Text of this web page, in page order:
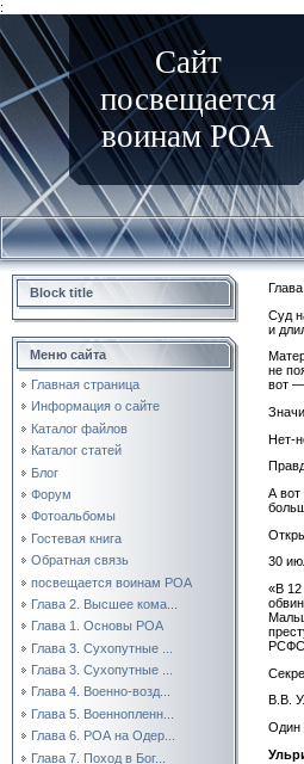
:
Сайт
посвещается
воинам РОА
Block title
Меню сайта
Главная страница
Информация о сайте
Каталог файлов
Каталог статей
Блог
Форум
Фотоальбомы
Гостевая книга
Обратная связь
посвещается воинам РОА
Глава 2. Высшее кома...
Глава 1. Основы РОА
Глава 3. Сухопутные ...
Глава 3. Сухопутные ...
Глава 4. Военно-возд...
Глава 5. Военнопленн...
Глава 6. РОА на Одер...
Глава 7. Поход в Бог...
Суд
и
не
вот —
Нет-
А вот
30
«В 12
В.В.
Один